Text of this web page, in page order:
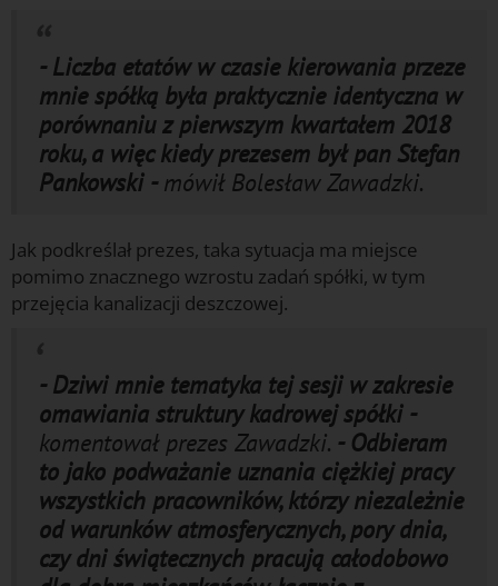
- Liczba etatów w czasie kierowania przeze
mnie spółką była praktycznie identyczna w
porównaniu z pierwszym kwartałem 2018
roku, a więc kiedy prezesem był pan Stefan
Pankowski -mówił Bolesław Zawadzki.
Jak podkreślał prezes, taka sytuacja ma miejsce
pomimo znacznego wzrostu zadań spółki, w tym
przejęcia kanalizacji deszczowej.
- Dziwi mnie tematyka tej sesji w zakresie
omawiania struktury kadrowej spółki -
komentował prezes Zawadzki. - Odbieram
to jako podważanie uznania ciężkiej pracy
wszystkich pracowników, którzy niezależnie
od warunków atmosferycznych, pory dnia,
czy dni świątecznych pracują całodobowo